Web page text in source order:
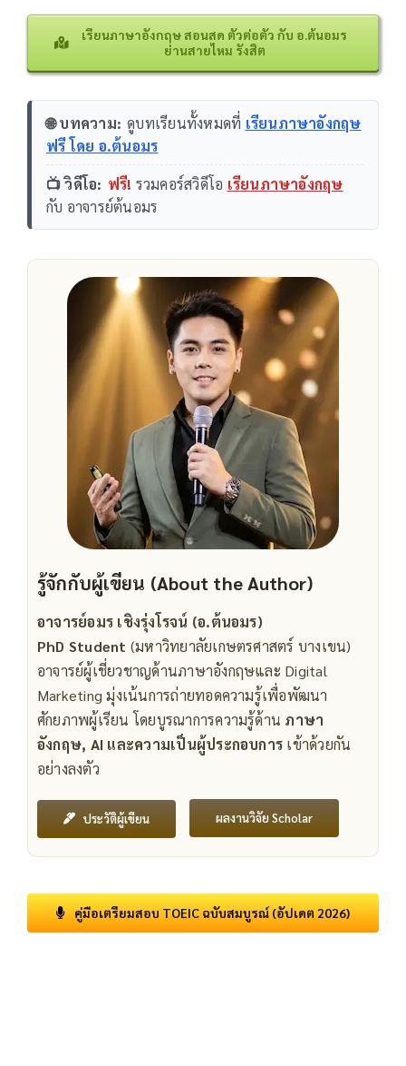
เรียนภาษาอังกฤษ สอนสด ตัวต่อตัว กับ อ.ต้นอมร
ย่านสายไหม รังสิต
🌐 บทความ: ดูบทเรียนทั้งหมดที่ เรียนภาษาอังกฤษ
ฟรี โดย อ.ต้นอมร
📺 วิดีโอ: ฟรี! รวมคอร์สวิดีโอ เรียนภาษาอังกฤษ
กับ อาจารย์ต้นอมร
รู้จักกับผู้เขียน (About the Author)
อาจารย์อมร เชิงรุ่งโรจน์ (อ.ต้นอมร)
PhD Student (มหาวิทยาลัยเกษตรศาสตร์ บางเขน)
อาจารย์ผู้เชี่ยวชาญด้านภาษาอังกฤษและ Digital
Marketing มุ่งเน้นการถ่ายทอดความรู้เพื่อพัฒนา
ศักยภาพผู้เรียน โดยบูรณาการความรู้ด้าน ภาษา
อังกฤษ, AI และความเป็นผู้ประกอบการ เข้าด้วยกัน
อย่างลงตัว
ประวัติผู้เขียน ผลงานวิจัย Scholar
คู่มือเตรียมสอบ TOEIC ฉบับสมบูรณ์ (อัปเดต 2026)